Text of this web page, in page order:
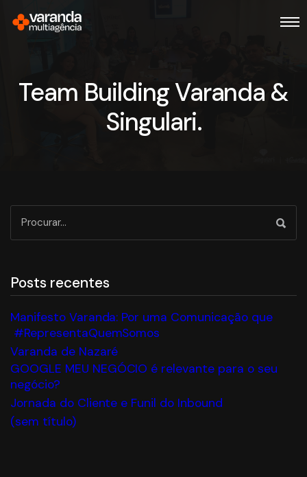
Team Building Varanda &
Singulari.
Posts recentes
Manifesto Varanda: Por uma Comunicação que
#RepresentaQuemSomos
Varanda de Nazaré
GOOGLE MEU NEGÓCIO é relevante para o seu
negócio?
Jornada do Cliente e Funil do Inbound
(sem título)